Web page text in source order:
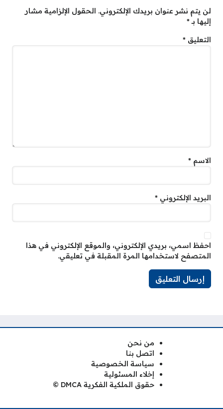
لن يتم نشر عنوان بريدك الإلكتروني. الحقول الإلزامية مشار
إليها بـ*
التعليق *
الاسم *
البريد الإلكتروني *
احفظ اسمي، بريدي الإلكتروني، والموقع الإلكتروني في هذا
المتصفح لاستخدامها المرة المقبلة في تعليقي.
من نحن
اتصل بنا
سياسة الخصوصية
إخلاء المسئولية
حقوق الملكية الفكرية DMCA ©